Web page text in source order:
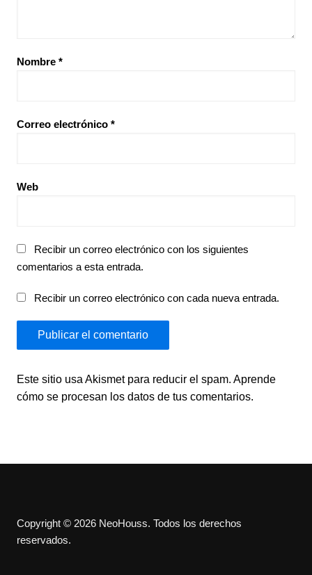
Nombre *
Correo electrónico *
Web
Recibir un correo electrónico con los siguientes
comentarios a esta entrada.
Recibir un correo electrónico con cada nueva entrada.
Este sitio usa Akismet para reducir el spam. Aprende
cómo se procesan los datos de tus comentarios.
Copyright © 2026 NeoHouss. Todos los derechos
reservados.